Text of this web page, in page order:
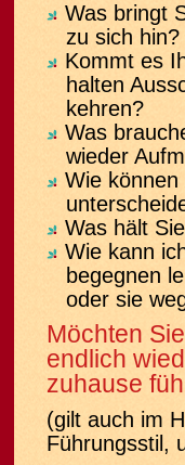
Was bringt
zu sich hin?
Kommt es
halten
kehren?
Was
wieder
Wie
Was hält
Wie kann
begegnen
oder sie
Möchten
endlich
zuhause
(gilt auch im
Führungsstil,